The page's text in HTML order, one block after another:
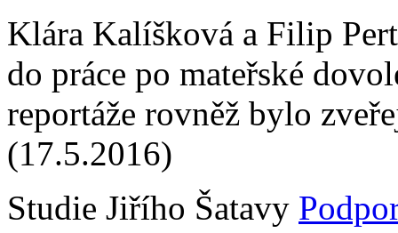
Klára Kalíšková a Filip
do práce po mateřské
reportáže rovněž bylo
(17.5.2016)
Studie Jiřího Šatavy